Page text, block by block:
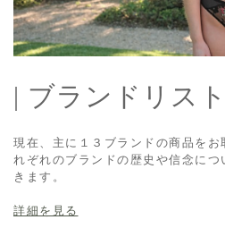
| ブランドリスト
現在、主に１３ブランドの商品を
れぞれのブランドの歴史や信念に
きます。
詳細を見る